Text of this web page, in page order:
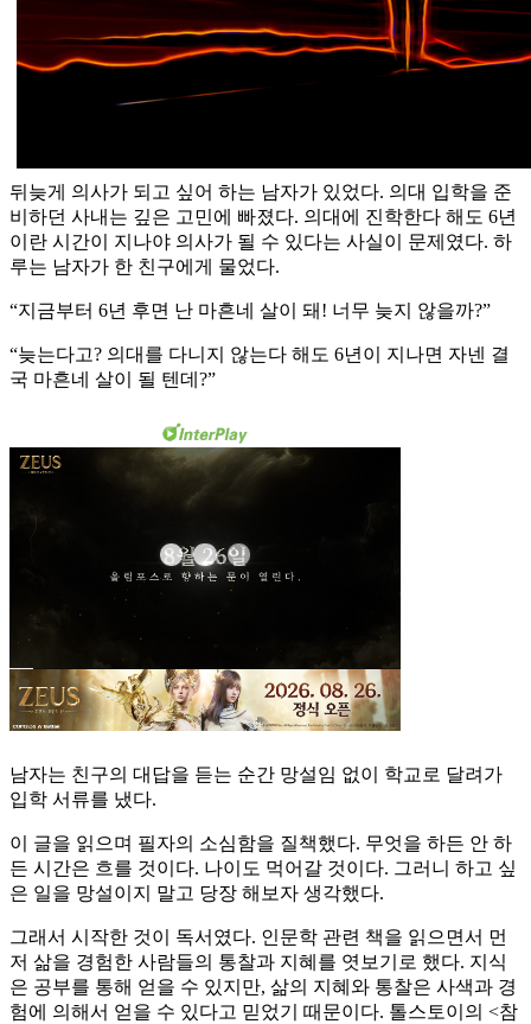
뒤늦게 의사가 되고 싶어 하는 남자가 있었다. 의대 입학을 준
비하던 사내는 깊은 고민에 빠졌다. 의대에 진학한다 해도 6년
이란 시간이 지나야 의사가 될 수 있다는 사실이 문제였다. 하
루는 남자가 한 친구에게 물었다.
“지금부터 6년 후면 난 마흔네 살이 돼! 너무 늦지 않을까?”
“늦는다고? 의대를 다니지 않는다 해도 6년이 지나면 자넨 결
국 마흔네 살이 될 텐데?”
남자는 친구의 대답을 듣는 순간 망설임 없이 학교로 달려가
입학 서류를 냈다.
이 글을 읽으며 필자의 소심함을 질책했다. 무엇을 하든 안 하
든 시간은 흐를 것이다. 나이도 먹어갈 것이다. 그러니 하고 싶
은 일을 망설이지 말고 당장 해보자 생각했다.
그래서 시작한 것이 독서였다. 인문학 관련 책을 읽으면서 먼
저 삶을 경험한 사람들의 통찰과 지혜를 엿보기로 했다. 지식
은 공부를 통해 얻을 수 있지만, 삶의 지혜와 통찰은 사색과 경
험에 의해서 얻을 수 있다고 믿었기 때문이다. 톨스토이의 <참